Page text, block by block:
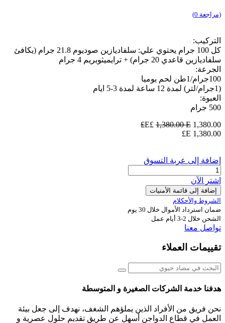
(مراجعة 0)
التركيب:
كل 100 جرام يحتوي علي: سلفاديازين صوديوم 21.8 جرام (يكافئ
سلفاديازين قاعدي 20 جرام) + ترايميثوبريم 4 جرام
الجرعة:
100جرام/1طن لحم يوميا
(1جرام/لتر) لمدة 12 ساعة لمدة 3-5 ايام
العبوة:
500 جرام
1,380.00
1,380.00E£
1,380.00
إضافة إلى عربة التسوق
اشترِ الآن
إضافة إلى قائمة الأمنيات
الشروط والأحكلام
ضمان استرداد الأموال خلال 30 يوم
الشحن خلال 2-3 أيام عمل
تواصل معنا
تقييمات العملاء
هدفنا خدمة الشركات الصغيرة و المتوسطة
نحن فريق من الأفراد الذين يملؤهم الشغف، نهدف إلى جعل بيئة
العمل في قطاع الدواجن أسهل عن طريق تقديم حلول عصرية و